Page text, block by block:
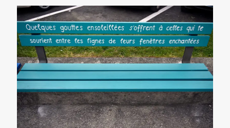
Conseils d’utilisation
RNV des soins ayurvédiques
Potions magiques RNV
Essences de Prana RNV et RNP
Les secrets du Lotus Rose des Essences de Prana
Le verre violet de MIRON